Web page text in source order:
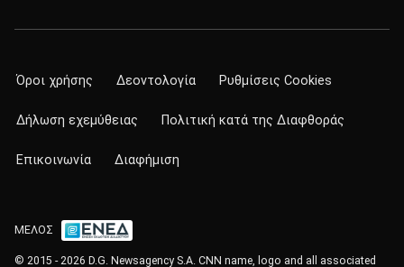
Όροι χρήσης Δεοντολογία Ρυθμίσεις Cookies
Δήλωση εχεμύθειας Πολιτική κατά της Διαφθοράς
Επικοινωνία Διαφήμιση
ΜΕΛΟΣ
© 2015 - 2026 D.G. Newsagency S.A. CNN name, logo and all associated